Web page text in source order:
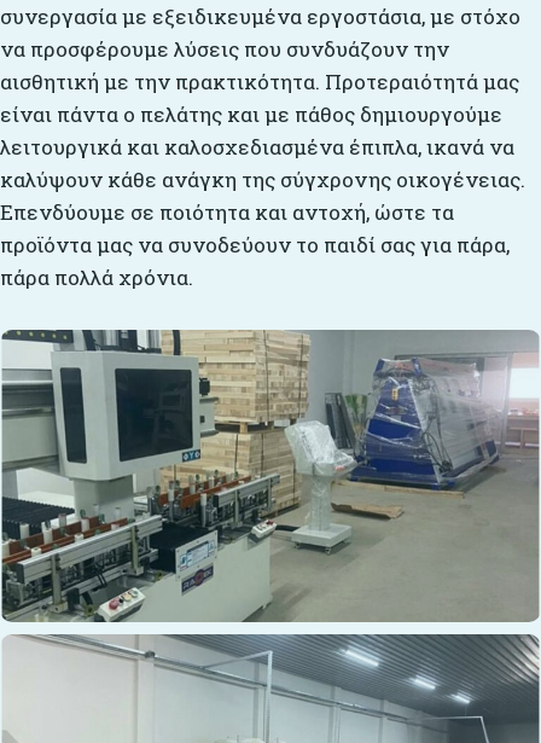
συνεργασία με εξειδικευμένα εργοστάσια, με στόχο
να προσφέρουμε λύσεις που συνδυάζουν την
αισθητική με την πρακτικότητα. Προτεραιότητά μας
είναι πάντα ο πελάτης και με πάθος δημιουργούμε
λειτουργικά και καλοσχεδιασμένα έπιπλα, ικανά να
καλύψουν κάθε ανάγκη της σύγχρονης οικογένειας.
Επενδύουμε σε ποιότητα και αντοχή, ώστε τα
προϊόντα μας να συνοδεύουν το παιδί σας για πάρα,
πάρα πολλά χρόνια.